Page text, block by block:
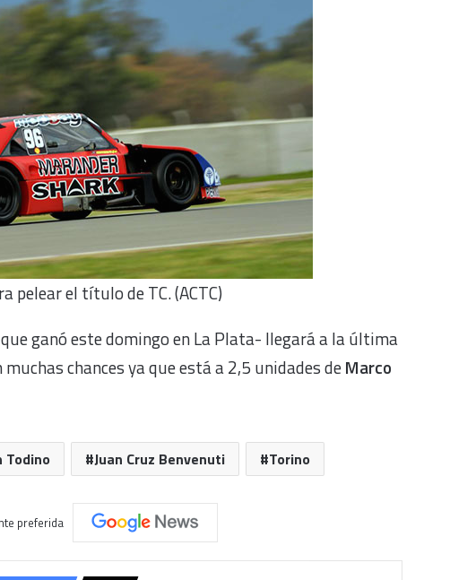
pelear el título de TC. (ACTC)
ganó este domingo en La Plata- llegará a la última
chances ya que está a 2,5 unidades deMarco
Todino Juan Cruz Benvenuti Torino
preferida